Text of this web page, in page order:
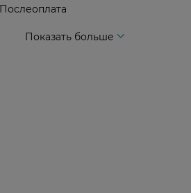
Послеоплата
Показать больше